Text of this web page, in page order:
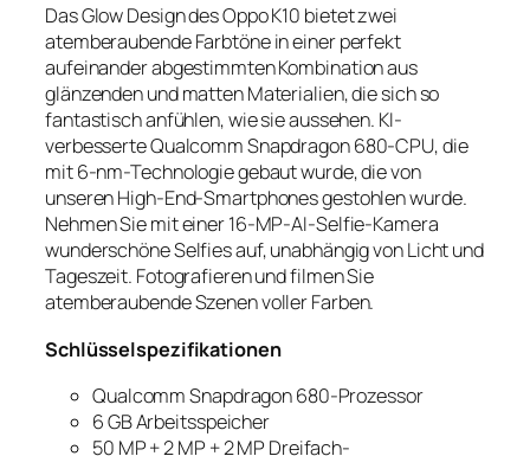
Das Glow Design des Oppo K10 bietet zwei
atemberaubende Farbtöne in einer perfekt
aufeinander abgestimmten Kombination aus
glänzenden und matten Materialien, die sich so
fantastisch anfühlen, wie sie aussehen. KI-
verbesserte Qualcomm Snapdragon 680-CPU, die
mit 6-nm-Technologie gebaut wurde, die von
unseren High-End-Smartphones gestohlen wurde.
Nehmen Sie mit einer 16-MP-AI-Selfie-Kamera
wunderschöne Selfies auf, unabhängig von Licht und
Tageszeit. Fotografieren und filmen Sie
atemberaubende Szenen voller Farben.
Schlüsselspezifikationen
Qualcomm Snapdragon 680-Prozessor
6 GB Arbeitsspeicher
50 MP + 2 MP + 2 MP Dreifach-